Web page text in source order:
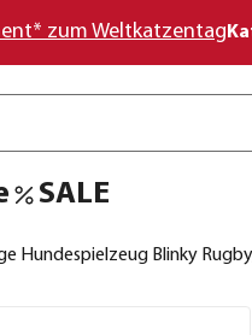
zum Weltkatzentag
SALE
Hundespielzeug Blinky